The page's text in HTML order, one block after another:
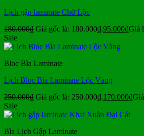
Lịch gập laminate Chữ Lộc
180.000₫ Giá gốc là: 180.000₫.95.000₫Giá
Sale
Bloc Bìa Laminate
Lịch Bloc Bìa Laminate Lộc Vàng
250.000₫ Giá gốc là: 250.000₫.170.000₫
Sale
Bìa Lịch Gập Laminate